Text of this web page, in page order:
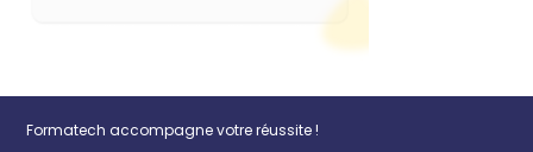
Formatech accompagne votre réussite !